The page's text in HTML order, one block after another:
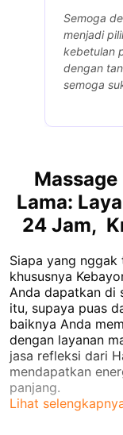
Semoga
menjadi
kebetulan
dengan
semoga
Lama:
24 Jam,
Siapa yang
khususnya
Anda dapatkan di
itu, supaya puas
baiknya Anda
dengan layanan
jasa refleksi dari
mendapatkan
panjang.
Lihat